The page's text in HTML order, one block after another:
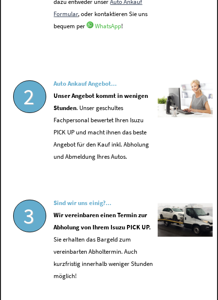
dazu entweder unserAuto Ankauf
Formular, oder kontaktieren Sie uns
bequem per
WhatsApp!
2
Auto Ankauf Angebot...
Unser Angebot kommt in wenigen
Stunden. Unser geschultes
Fachpersonal bewertet Ihren Isuzu
PICK UP und macht ihnen das beste
Angebot für den Kauf inkl. Abholung
und Abmeldung Ihres Autos.
3
Sind wir uns einig?...
Wir vereinbaren einen Termin zur
Abholung von Ihrem Isuzu PICK UP.
Sie erhalten das Bargeld zum
vereinbarten Abholtermin. Auch
kurzfristig innerhalb weniger Stunden
möglich!